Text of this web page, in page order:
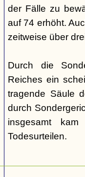
der Fälle zu
auf 74 erhöht.
zeitweise über
Durch die
Reiches ein
tragende Säule
durch
insgesamt
Todesurteilen.